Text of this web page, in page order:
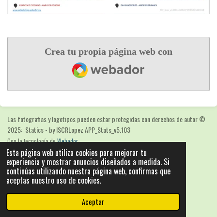
Esta página web utiliza cookies para mejorar tu
experiencia y mostrar anuncios diseñados a medida. Si
continúas utilizando nuestra página web, confirmas que
aceptas nuestro uso de cookies.
Aceptar
Crea tu propia página web con
Webador
Las fotografias y logotipos pueden estar protegidas con derechos de autor©
2025: Statics - by ISCRLopez APP_Stats_v5.103
Con la tecnología deWebador